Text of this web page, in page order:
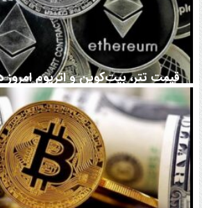
۱۴۰۵ | بیت‌کوین این مرز را از دست
می‌کند